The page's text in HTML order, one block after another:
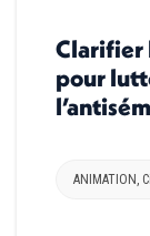
Clarifier
pour
ANIMATION